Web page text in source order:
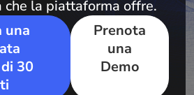
che la piattaforma offre.
una
30
Prenota
una
Demo